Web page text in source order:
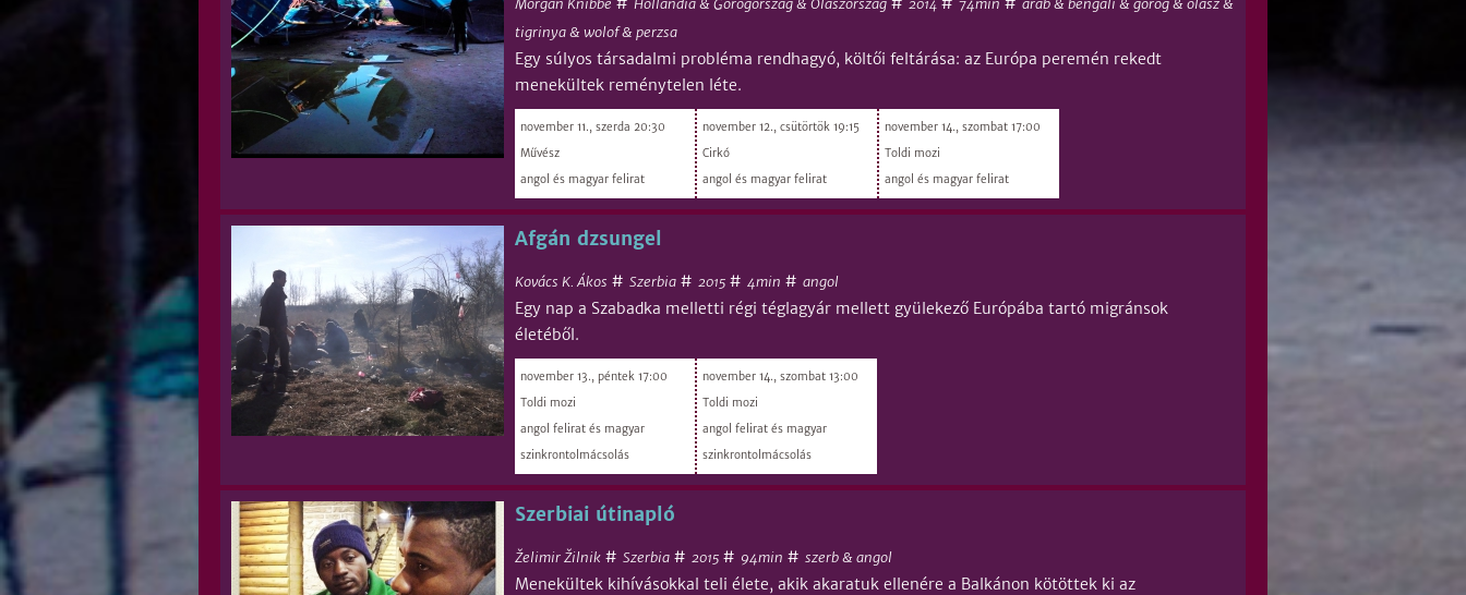
2014
tigrinya & wolof & perzsa
Egy súlyos társadalmi probléma rendhagyó, költői feltárása: az Európa peremén rekedt
menekültek reménytelen léte.
november 11., szerda 20:30
Művész
angol és magyar felirat
november 12., csütörtök 19:15
Cirkó
angol és magyar felirat
november 14., szombat 17:00
Toldi mozi
angol és magyar felirat
Afgán dzsungel
Kovács K. Ákos # Szerbia # 2015 # 4min # angol
Egy nap a Szabadka melletti régi téglagyár mellett gyülekező Európába tartó migránsok
életéből.
november 13., péntek 17:00
Toldi mozi
angol felirat és magyar
szinkrontolmácsolás
november 14., szombat 13:00
Toldi mozi
angol felirat és magyar
szinkrontolmácsolás
Szerbiai útinapló
Želimir Žilnik # Szerbia # 2015 # 94min # szerb & angol
Menekültek kihívásokkal teli élete, akik akaratuk ellenére a Balkánon kötöttek ki az